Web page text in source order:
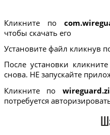
Кликните по
чтобы скачать его
Установите файл кликнув
После установки кликните
снова. НЕ запускайте
Кликните по
потребуется